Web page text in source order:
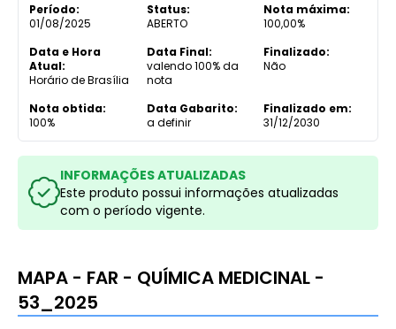
Período:
01/08/2025
Status:
ABERTO
Nota máxima:
100,00%
Data e Hora
Atual:
Horário de Brasília
Data Final:
valendo 100% da
nota
Finalizado:
Não
Nota obtida:
100%
Data Gabarito:
a definir
Finalizado em:
31/12/2030
INFORMAÇÕES ATUALIZADAS
Este produto possui informações atualizadas
com o período vigente.
MAPA - FAR - QUÍMICA MEDICINAL -
53_2025